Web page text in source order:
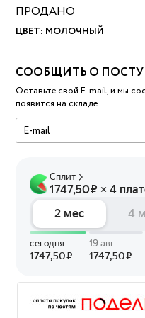
ПРОДАНО
ЦВЕТ: МОЛОЧНЫЙ
СООБЩИТЬ О
Оставьте свой E-mail, и мы
появится на складе.